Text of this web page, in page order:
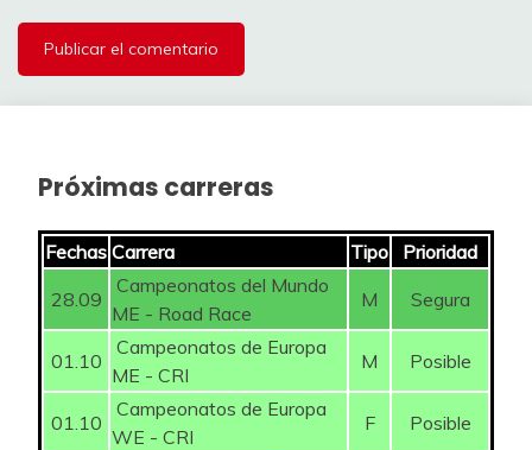
Próximas carreras
Fechas Carrera Tipo
Prioridad
28.09
Campeonatos del Mundo
ME - Road Race
M Segura
01.10
Campeonatos de Europa
ME - CRI
M Posible
01.10
Campeonatos de Europa
WE - CRI
F Posible